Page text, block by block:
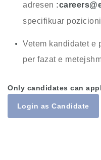
adresen
specifikuar
Vetem kandidatet e
per fazat e
Only candidates can
Login as Candidate